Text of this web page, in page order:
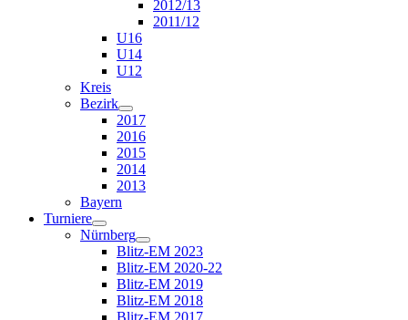
2012/13
2011/12
U16
U14
U12
Kreis
Bezirk
2017
2016
2015
2014
2013
Bayern
Turniere
Nürnberg
Blitz-EM 2023
Blitz-EM 2020-22
Blitz-EM 2019
Blitz-EM 2018
Blitz-EM 2017